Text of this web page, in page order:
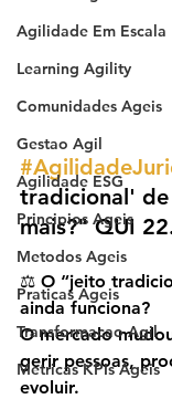
Agilidade Em Escala
Learning Agility
Comunidades Ageis
Gestao Agil
Agilidade ESG
Principios Ageis
Metodos Ageis
Praticas Ageis
Transformacao Agil
Metricas KPIs Ageis
tradicional'
mais?" QUI
⚖️ O “jeito
ainda funciona?
O mercado
gerir pessoas,
evoluir.